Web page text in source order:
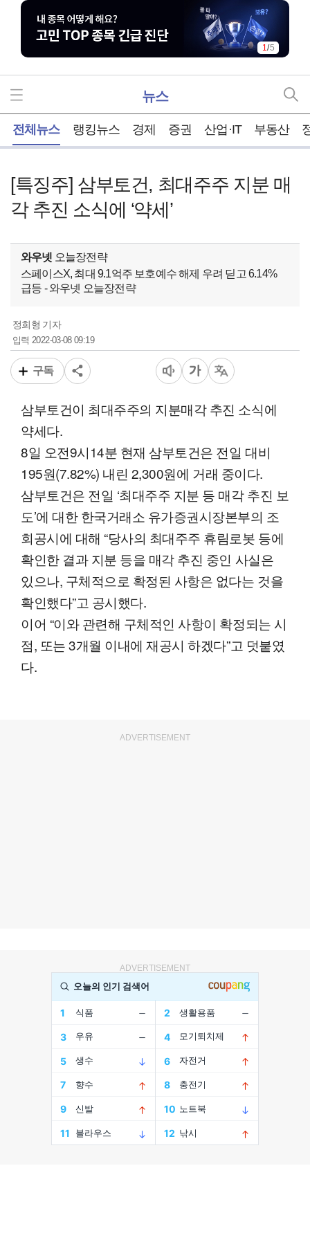
1/5
뉴스
전체뉴스 랭킹뉴스 경제 증권 산업·IT 부동산
[특징주] 삼부토건, 최대주주 지분 매
각 추진 소식에 ‘약세’
와우넷 오늘장전략
스페이스X, 최대 9.1억주 보호예수 해제 우려 딛고 6.14%
급등 - 와우넷 오늘장전략
정희형 기자
입력2022-03-08 09:19
구독
삼부토건이 최대주주의 지분매각 추진 소식에
약세다.
8일 오전9시14분 현재 삼부토건은 전일 대비
195원(7.82%) 내린 2,300원에 거래 중이다.
삼부토건은 전일 ‘최대주주 지분 등 매각 추진 보
도’에 대한 한국거래소 유가증권시장본부의 조
회공시에 대해 “당사의 최대주주 휴림로봇 등에
확인한 결과 지분 등을 매각 추진 중인 사실은
있으나, 구체적으로 확정된 사항은 없다는 것을
확인했다”고 공시했다.
이어 “이와 관련해 구체적인 사항이 확정되는 시
점, 또는 3개월 이내에 재공시 하겠다”고 덧붙였
다.
ADVERTISEMENT
ADVERTISEMENT